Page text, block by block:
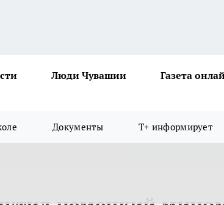
Люди Чувашии Газета
Документы Т+ информирует